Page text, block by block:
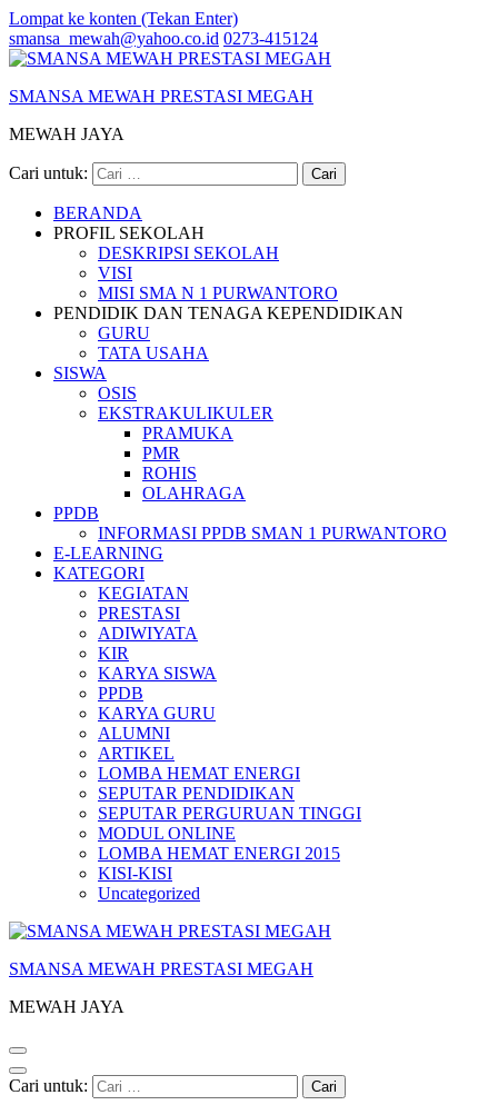
Lompat ke konten (Tekan Enter)
smansa_mewah@yahoo.co.id 0273-415124
SMANSA MEWAH PRESTASI MEGAH
MEWAH JAYA
Cari untuk:
BERANDA
PROFIL SEKOLAH
DESKRIPSI SEKOLAH
VISI
MISI SMA N 1 PURWANTORO
PENDIDIK DAN TENAGA KEPENDIDIKAN
GURU
TATA USAHA
SISWA
OSIS
EKSTRAKULIKULER
PRAMUKA
PMR
ROHIS
OLAHRAGA
PPDB
INFORMASI PPDB SMAN 1 PURWANTORO
E-LEARNING
KATEGORI
KEGIATAN
PRESTASI
ADIWIYATA
KIR
KARYA SISWA
PPDB
KARYA GURU
ALUMNI
ARTIKEL
LOMBA HEMAT ENERGI
SEPUTAR PENDIDIKAN
SEPUTAR PERGURUAN TINGGI
MODUL ONLINE
LOMBA HEMAT ENERGI 2015
KISI-KISI
Uncategorized
SMANSA MEWAH PRESTASI MEGAH
MEWAH JAYA
Cari untuk: